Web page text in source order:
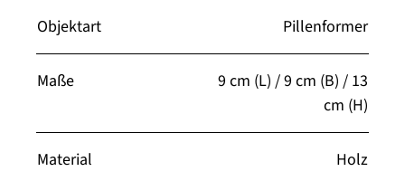
Objektart
Pillenformer
Maße
9 cm (L) / 9 cm (B) / 13
cm (H)
Material Holz